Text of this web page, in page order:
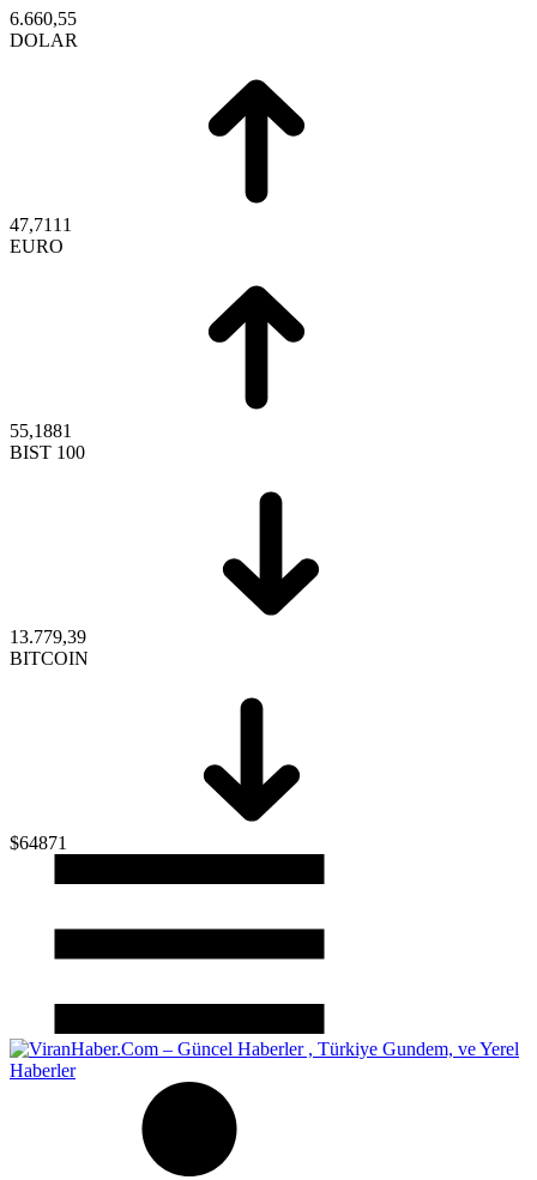
6.660,55
DOLAR
47,7111
EURO
55,1881
BIST 100
13.779,39
BITCOIN
$64871